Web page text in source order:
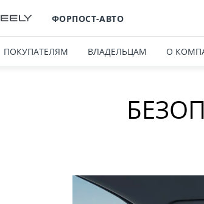
ФОРПОСТ-АВТО
ПОКУПАТЕЛЯМ ВЛАДЕЛЬЦАМ О